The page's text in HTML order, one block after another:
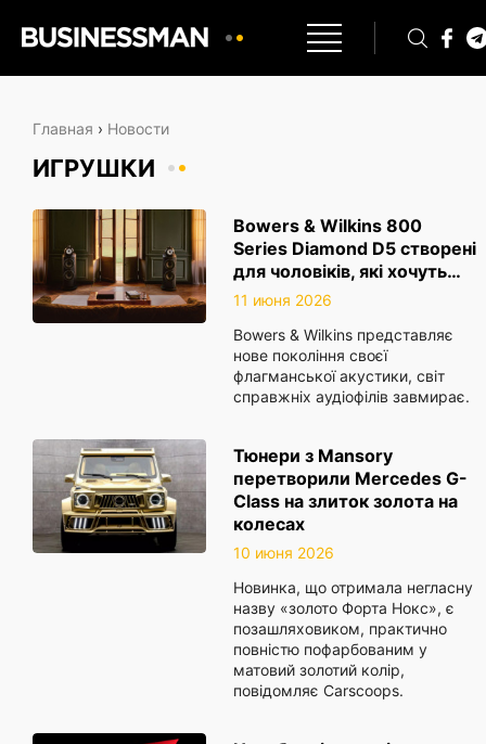
Главная › Новости
ИГРУШКИ
Bowers & Wilkins 800
Series Diamond D5 створені
для чоловіків, які хочуть…
11 июня 2026
Bowers & Wilkins представляє
нове покоління своєї
флагманської акустики, світ
справжніх аудіофілів завмирає.
Тюнери з Mansory
перетворили Mercedes G-
Class на злиток золота на
колесах
10 июня 2026
Новинка, що отримала негласну
назву «золото Форта Нокс», є
позашляховиком, практично
повністю пофарбованим у
матовий золотий колір,
повідомляє Carscoops.